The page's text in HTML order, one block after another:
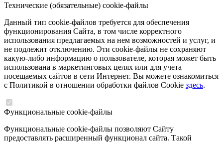
Технические (обязательные) cookie-файлы
Данный тип cookie-файлов требуется для обеспечения
функционирования Сайта, в том числе корректного
использования предлагаемых на нем возможностей и услуг, и
не подлежит отключению. Эти cookie-файлы не сохраняют
какую-либо информацию о пользователе, которая может быть
использована в маркетинговых целях или для учета
посещаемых сайтов в сети Интернет. Вы можете ознакомиться
с Политикой в отношении обработки файлов Cookie здесь.
Функциональные cookie-файлы
Функциональные cookie-файлы позволяют Сайту
предоставлять расширенный функционал сайта. Такой